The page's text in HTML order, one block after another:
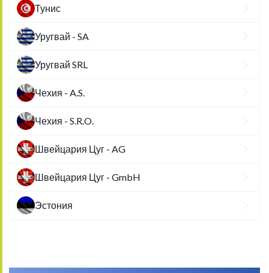
Тунис
Уругвай - SA
Уругвай SRL
Чехия - A.S.
Чехия - S.R.O.
Швейцария Цуг - AG
Швейцария Цуг - GmbH
Эстония